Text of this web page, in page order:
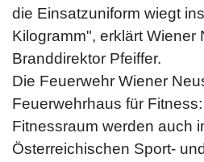
die Einsatzuniform wiegt
Kilogramm", erklärt Wiener
Branddirektor Pfeiffer.
Die Feuerwehr Wiener
Feuerwehrhaus für
Fitnessraum werden auch
Österreichischen Sport-